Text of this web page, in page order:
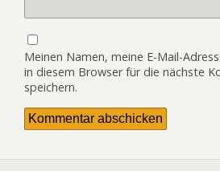
Meinen Namen, meine E-Mail-
in diesem Browser für die nächste
speichern.